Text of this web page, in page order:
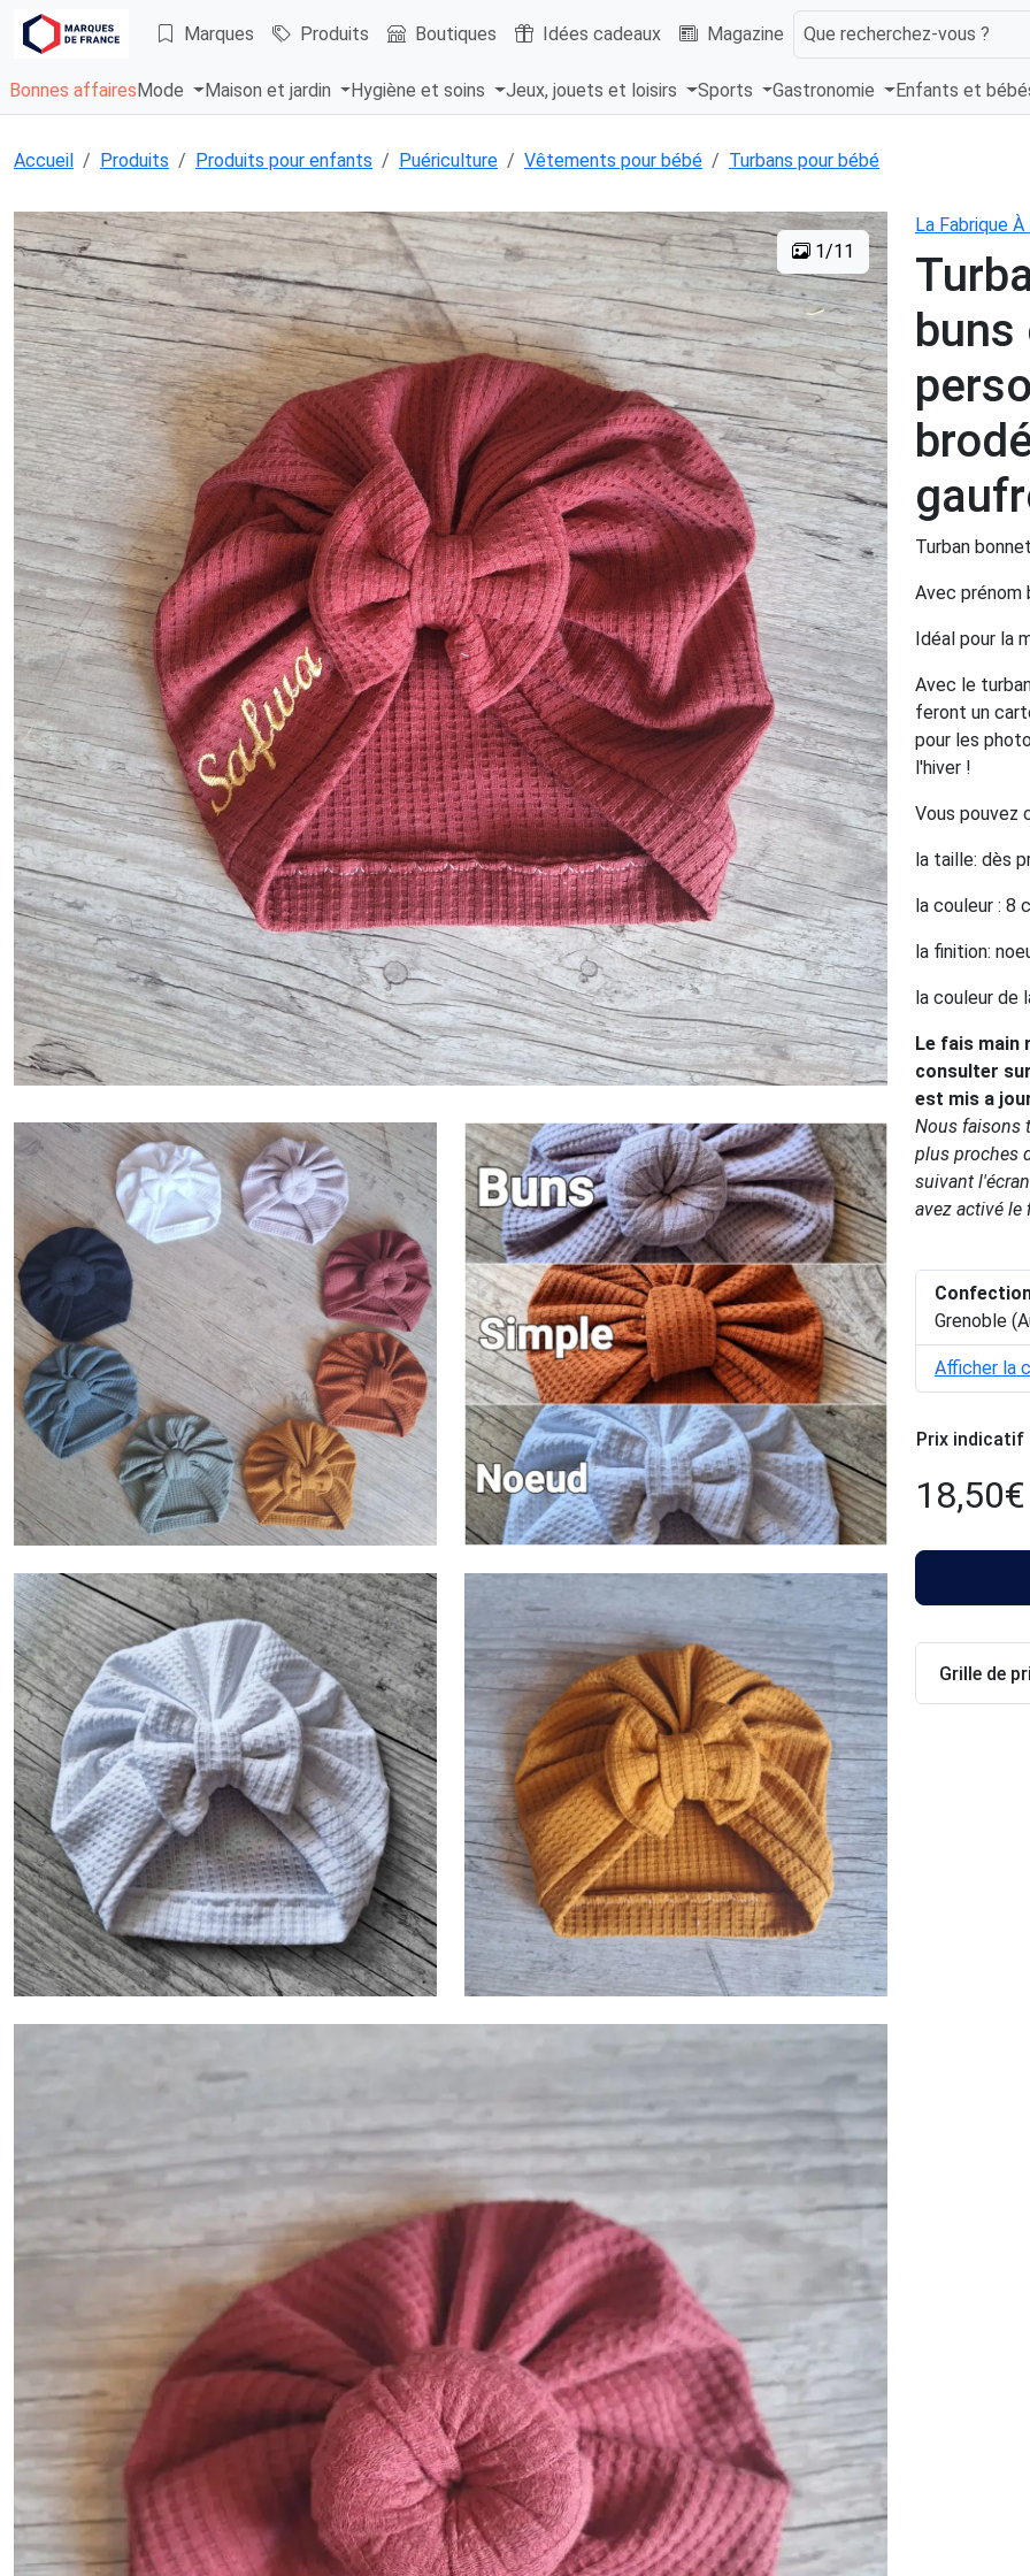
Marques Produits Boutiques Idées cadeaux Magazine Que recherchez-vous ?
Bonnes affaires Mode Maison et jardin Hygiène et soins Jeux, jouets et loisirs Sports Gastronomie Enfants et
Accueil Produits Produits pour enfants Puériculture Vêtements pour bébé Turbans pour bébé
1/11
La Fabrique
buns
Turban
Avec prénom
Idéal pour la
Avec le
feront un
pour les
l'hiver !
Vous pouvez
la taille: dès
la couleur : 8
la finition:
la couleur de
Le fais main
consulter
est mis a
Nous faisons
plus proches
suivant
avez activé
Grenoble
Afficher la
Prix indicatif
18,50€
Grille de